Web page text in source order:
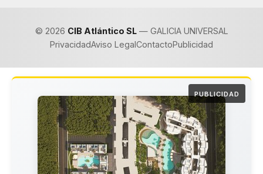
© 2026 CIB Atlántico SL— GALICIA UNIVERSAL
PrivacidadAviso LegalContactoPublicidad
PUBLICIDAD